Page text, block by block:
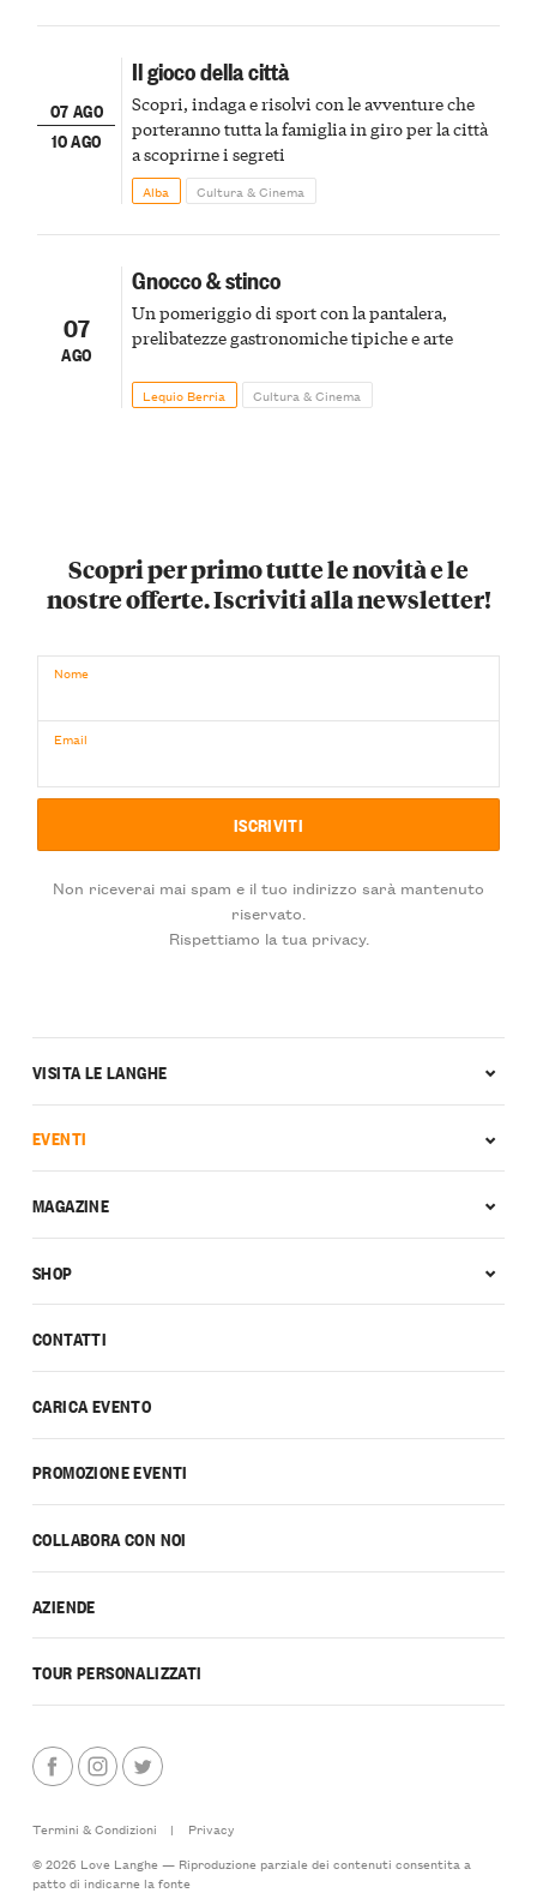
07 AGO
10 AGO
Il gioco della città
Scopri, indaga e risolvi con le avventure che
porteranno tutta la famiglia in giro per la città
a scoprirne i segreti
Alba Cultura & Cinema
07
AGO
Gnocco & stinco
Un pomeriggio di sport con la pantalera,
prelibatezze gastronomiche tipiche e arte
Lequio Berria Cultura & Cinema
Scopri per primo tutte le novità e le
nostre offerte. Iscriviti alla newsletter!
Nome
Email
Non riceverai mai spam e il tuo indirizzo sarà mantenuto
riservato.
Rispettiamo la tua privacy.
CONTATTI
CARICA EVENTO
PROMOZIONE EVENTI
COLLABORA CON NOI
AZIENDE
TOUR PERSONALIZZATI
VISITA LE LANGHE
EVENTI
MAGAZINE
SHOP
Termini & Condizioni |
Privacy
© 2026 Love Langhe — Riproduzione parziale dei contenuti consentita a
patto di indicarne la fonte